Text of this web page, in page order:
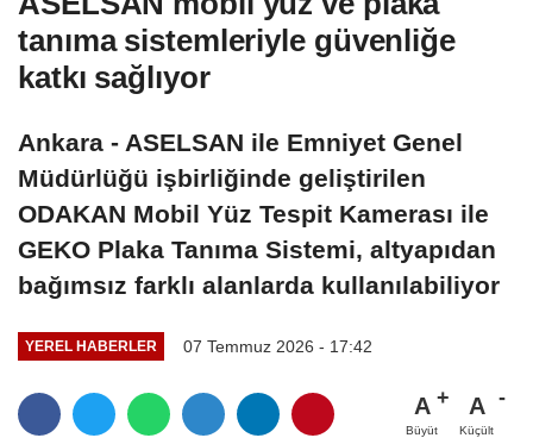
tanıma sistemleriyle güvenliğe
katkı sağlıyor
Ankara - ASELSAN ile Emniyet Genel
Müdürlüğü işbirliğinde geliştirilen
ODAKAN Mobil Yüz Tespit Kamerası ile
GEKO Plaka Tanıma Sistemi, altyapıdan
bağımsız farklı alanlarda kullanılabiliyor
YEREL HABERLER 07 Temmuz 2026 - 17:42
A
Büyüt
A
Küçült